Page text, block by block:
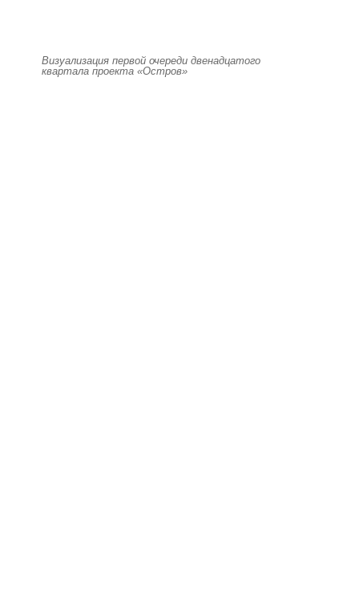
Визуализация первой очереди двенадцатого
квартала проекта «Остров»